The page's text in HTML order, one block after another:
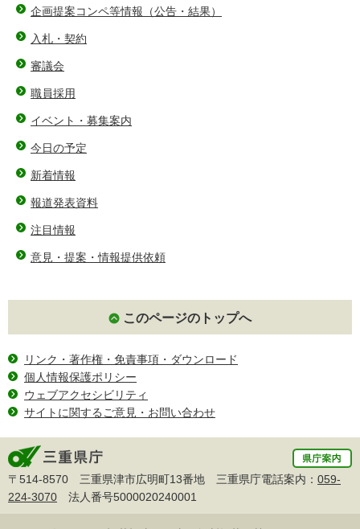
企画提案コンペ等情報（公告・結果）
入札・契約
審議会
職員採用
イベント・募集案内
今日の予定
新着情報
報道発表資料
注目情報
意見・提案・情報提供依頼
このページのトップへ
リンク・著作権・免責事項・ダウンロード
個人情報保護ポリシー
ウェブアクセシビリティ
サイトに関するご意見・お問い合わせ
〒514-8570 三重県津市広明町13番地 三重県庁電話案内： 059-
224-3070 法人番号5000020240001